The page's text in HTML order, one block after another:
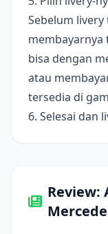
Sebelum
membayarnya
bisa dengan
atau
tersedia di
6. Selesai dan
Review: